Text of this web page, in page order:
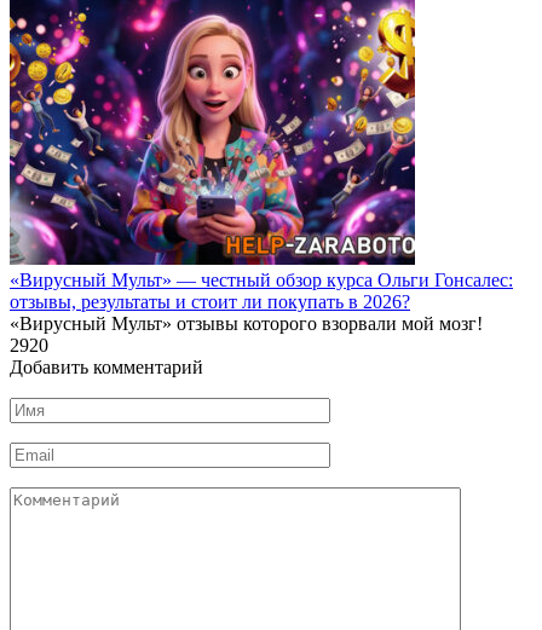
«Вирусный Мульт» — честный обзор курса Ольги Гонсалес:
отзывы, результаты и стоит ли покупать в 2026?
«Вирусный Мульт» отзывы которого взорвали мой мозг!
2920
Добавить комментарий
Имя
*
Email
*
Комментарий